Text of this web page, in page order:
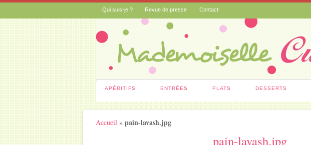
Qui suis-je ? Revue de presse Contact
APÉRITIFS ENTRÉES PLATS DESSERTS
Accueil »pain-lavash.jpg
pain-lavash.jpg